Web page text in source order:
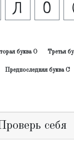
Л О
буква О Третья
Предпоследняя буква С
себя